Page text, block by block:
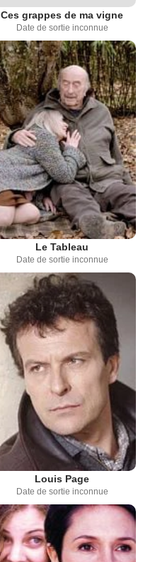
Ces grappes de ma vigne
Date de sortie inconnue
Le Tableau
Date de sortie inconnue
Louis Page
Date de sortie inconnue